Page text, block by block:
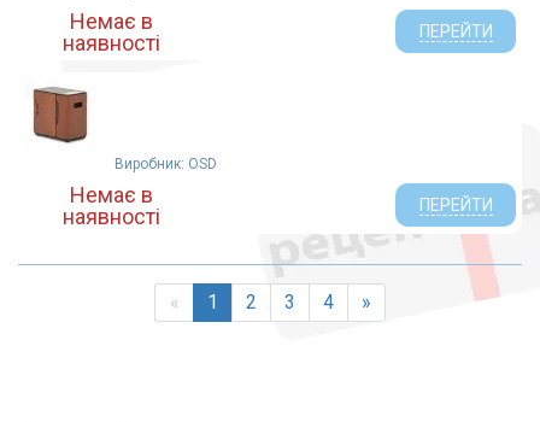
Немає в
наявності
ПЕРЕЙТИ
Виробник: OSD
Немає в
наявності
ПЕРЕЙТИ
« 1 2 3 4 »